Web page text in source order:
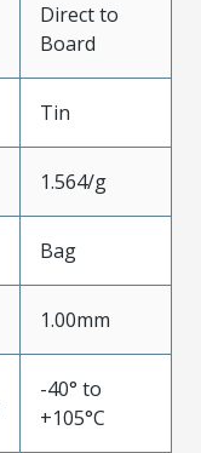
Direct to
Board
Tin
1.564/g
Bag
1.00mm
-40° to
+105°C